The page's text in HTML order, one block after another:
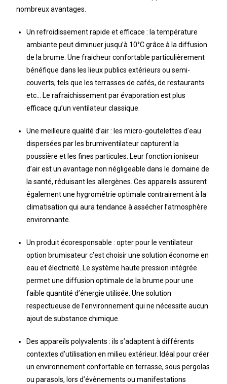
nombreux avantages.
Un refroidissement rapide et efficace : la température
ambiante peut diminuer jusqu’à 10°C grâce à la diffusion
de la brume. Une fraicheur confortable particulièrement
bénéfique dans les lieux publics extérieurs ou semi-
couverts, tels que les terrasses de cafés, de restaurants
etc… Le rafraichissement par évaporation est plus
efficace qu’un ventilateur classique.
Une meilleure qualité d’air : les micro-goutelettes d’eau
dispersées par les brumiventilateur capturent la
poussière et les fines particules. Leur fonction ioniseur
d’air est un avantage non négligeable dans le domaine de
la santé, réduisant les allergènes. Ces appareils assurent
également une hygrométrie optimale contrairement à la
climatisation qui aura tendance à assécher l’atmosphère
environnante.
Un produit écoresponsable : opter pour le ventilateur
option brumisateur c’est choisir une solution économe en
eau et électricité. Le système haute pression intégrée
permet une diffusion optimale de la brume pour une
faible quantité d’énergie utilisée. Une solution
respectueuse de l’environnement qui ne nécessite aucun
ajout de substance chimique.
Des appareils polyvalents : ils s’adaptent à différents
contextes d’utilisation en milieu extérieur. Idéal pour créer
un environnement confortable en terrasse, sous pergolas
ou parasols, lors d’évènements ou manifestations